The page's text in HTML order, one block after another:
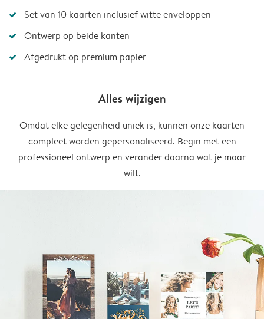
Set van 10 kaarten inclusief witte enveloppen
Ontwerp op beide kanten
Afgedrukt op premium papier
Alles wijzigen
Omdat elke gelegenheid uniek is, kunnen onze kaarten
compleet worden gepersonaliseerd. Begin met een
professioneel ontwerp en verander daarna wat je maar
wilt.